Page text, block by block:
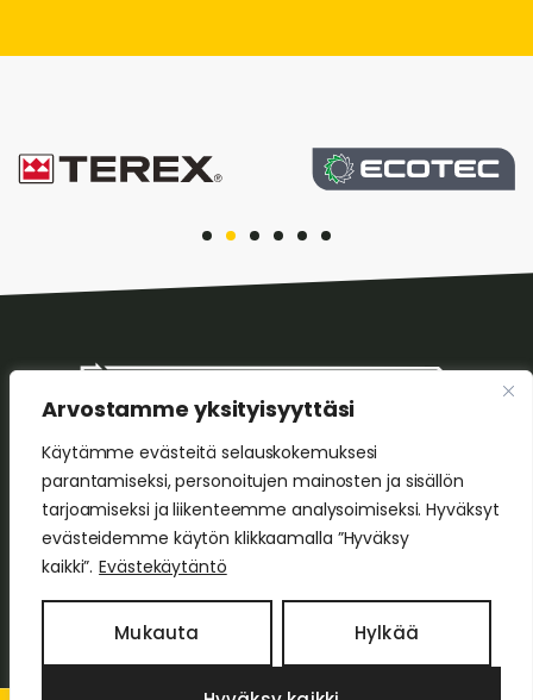
Arvostamme yksityisyyttäsi
Käytämme evästeitä selauskokemuksesi
parantamiseksi, personoitujen mainosten ja sisällön
tarjoamiseksi ja liikenteemme analysoimiseksi. Hyväksyt
evästeidemme käytön klikkaamalla ”Hyväksy
kaikki”. Evästekäytäntö
Mukauta Hylkää
HS Tekniikka Oy
Leikontie 8, 05820 Hyvinkää
Harri Sorvoja
p. 0400 642 147
+358 400 642 147